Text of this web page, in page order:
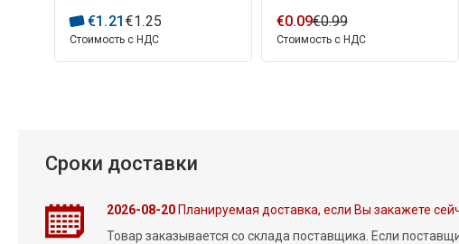
€1 .21 €1.25
Стоимость с НДС
€0.09€0.99
Стоимость с НДС
Сроки доставки
2026-08-20Планируемая доставка, если Вы закажете
Товар заказывается со склада поставщика. Если